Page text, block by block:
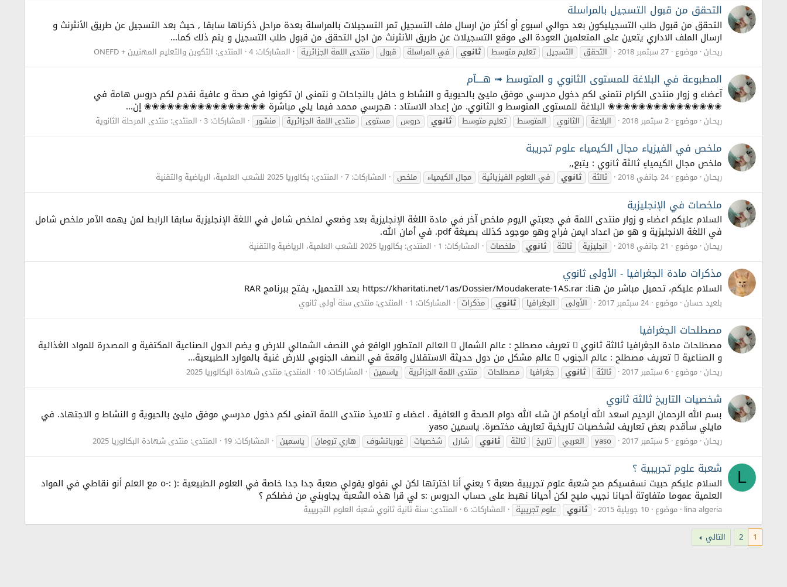
التحقق من قبول التسجيل بالمراسلة
التحقق من قبول طلب التسجيليكون بعد حوالي اسبوع أو أكثر من ارسال ملف التسجيل تمر التسجيلات بالمراسلة بعدة مراحل ذكرناها سابقا , حيث بعد التسجيل عن طريق الأنثرنث و
ارسال الملف الاداري يتعين على المتعلمين العودة الى موقع التسجيلات عن طريق الأنثرنث من اجل التحقق من قبول طلب التسجيل و يتم ذلك كما...
ريحـان موضوع 27 سبتمبر 2018 التحقق التسجيل تعليم متوسط ثانوي في المراسلة قبول منتدى اللمة الجزائرية المشاركات: 4 المنتدى: التكوين والتعليم المهنيين + ONEFD
المطبوعة في البلاغة للمستوى الثانوي و المتوسط ➟ هــــآم
آعضاء و زوار منتدى الكرام نتمنى لكم دخول مدرسي موفق مليئ بالحيوية و النشاط و حافل بالنجاحات و نتمنى ان تكونوا في صحة و عافية نقدم لكم دروس هامة في
❀❀❀❀❀❀❀❀❀❀❀❀❀❀❀ البلاغة للمستوى المتوسط و الثانوي. من إعداد الاستاد : هجرسي محمد فيما يلي مباشرة ❀❀❀❀❀❀❀❀❀❀❀❀❀❀❀❀ إن...
ريحـان موضوع 2 سبتمبر 2018 البلاغة الثانوي المتوسط تعليم متوسط ثانوي دروس مستوى منتدى اللمة الجزائرية منشور المشاركات: 3 المنتدى: منتدى المرحلة الثانوية
ملخص في الفيزياء مجال الكيمياء علوم تجريبة
ملخص مجال الكيميا۽ ثالثة ثانوي : يتبع,,
ريحـان موضوع 24 جانفي 2018 ثالثة ثانوي في العلوم الفيزيائية مجال الكيمياء ملخص المشاركات: 7 المنتدى: بكالوريا 2025 للشعب العلمية، الرياضية والتقنية
ملخصات في الإنجليزية
السلام عليكم اعضاء و زوار منتدى اللمة في جعبتي اليوم ملخص آخر في مادة اللغة الإنجليزية بعد وضعي لملخص شامل في اللغة الإنجليزية سابقا الرابط لمن يهمه الآمر ملخص شامل
في اللغة الانجليزية و هو من اعداد ايمن فراج وهو موجود كذلك بصيغة pdf. في أمان الله.
ريحـان موضوع 21 جانفي 2018 انجليزية ثالثة ثانوي ملخصات المشاركات: 1 المنتدى: بكالوريا 2025 للشعب العلمية، الرياضية والتقنية
مذكرات مادة الجغرافيا - الأولى ثانوي
السلام عليكم، تحميل مباشر من هنا: https://kharitati.net/1as/Dossier/Moudakerate-1AS.rar بعد التحميل، يفتح ببرنامج RAR
بلعيد حسان موضوع 24 سبتمبر 2017 الأولى الجغرافيا ثانوي مذكرات المشاركات: 1 المنتدى: منتدى سنة أولى ثانوي
مصطلحات الجغرافيا
مصطلحات مادة الجغرافيا ثالثة ثانوي  تعريف مصطلح : عالم الشمال  العالم المتطور الواقع في النصف الشمالي للارض و يضم الدول الصناعية المكتفية و المصدرة للمواد الغذائية
و الصناعية  تعريف مصطلح : عالم الجنوب  عالم مشكل من دول حديثة الاستقلال واقعة في النصف الجنوبي للارض غنية بالموارد الطبيعية...
ريحـان موضوع 6 سبتمبر 2017 ثالثة ثانوي جغرافيا مصطلحات منتدى اللمة الجزائرية ياسمين المشاركات: 10 المنتدى: منتدى شهادة البكالوريا 2025
شخصيات التاريخ ثالثة ثانوي
بسم الله الرحمان الرحيم اسعد الله أيامكم ان شاء الله دوام الصحة و العافية . اعضاء و تلاميذ منتدى اللمة اتمنى لكم دخول مدرسي موفق مليئ بالحيوية و النشاط و الاجتهاد. في
مايلي سأقدم بعض تعاريف لشخصيات تاريخية تعاريف مختصرة. ياسمين yaso
ريحـان موضوع 5 سبتمبر 2017 yaso العربي تاريخ ثالثة ثانوي شارل شخصيات غورباتشوف هاري ترومان ياسمين المشاركات: 19 المنتدى: منتدى شهادة البكالوريا 2025
L شعبة علوم تجريبية ؟
السلام عليكم حبيت نسقسيكم صح شعبة علوم تجريبية صعبة ؟ يعني أنا اخترتها لكن لي نقولو يقولي صعبة جدا جدا خاصة في العلوم الطبيعية :( :-o مع العلم أنو نقاطي في المواد
العلمية عموما متفاوتة أحيانا نجيب مليح لكن أحيانا نهبط على حساب الدروس :s لي قرا هذه الشعبة يجاوبني من فضلكم ؟
lina algeria موضوع 10 جويلية 2015 ثانوي علوم تجريبية المشاركات: 6 المنتدى: سنة ثانية ثانوي شعبة العلوم التجريبية
1
2 التالي